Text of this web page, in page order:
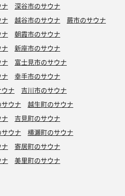
深谷市のサウナ
越谷市のサウナ
蕨市のサウナ
朝霞市のサウナ
新座市のサウナ
富士見市のサウナ
幸手市のサウナ
ナ
吉川市のサウナ
ウナ
越生町のサウナ
吉見町のサウナ
ウナ
横瀬町のサウナ
寄居町のサウナ
美里町のサウナ